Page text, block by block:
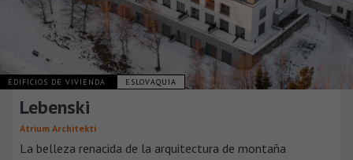
EDIFICIOS DE VIVIENDA ESLOVAQUIA
Lebenski
Atrium Architekti
La belleza renacida de la arquitectura de montaña